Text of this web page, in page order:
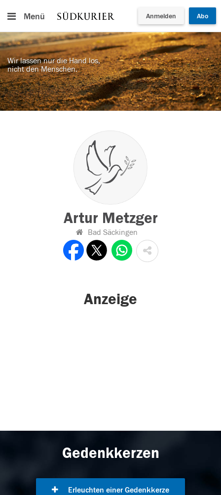
Menü Anmelden Abo
Wir lassen nur die Hand los,
nicht den Menschen.
Artur Metzger
Bad Säckingen
Anzeige
Gedenkkerzen
Erleuchten einer Gedenkkerze